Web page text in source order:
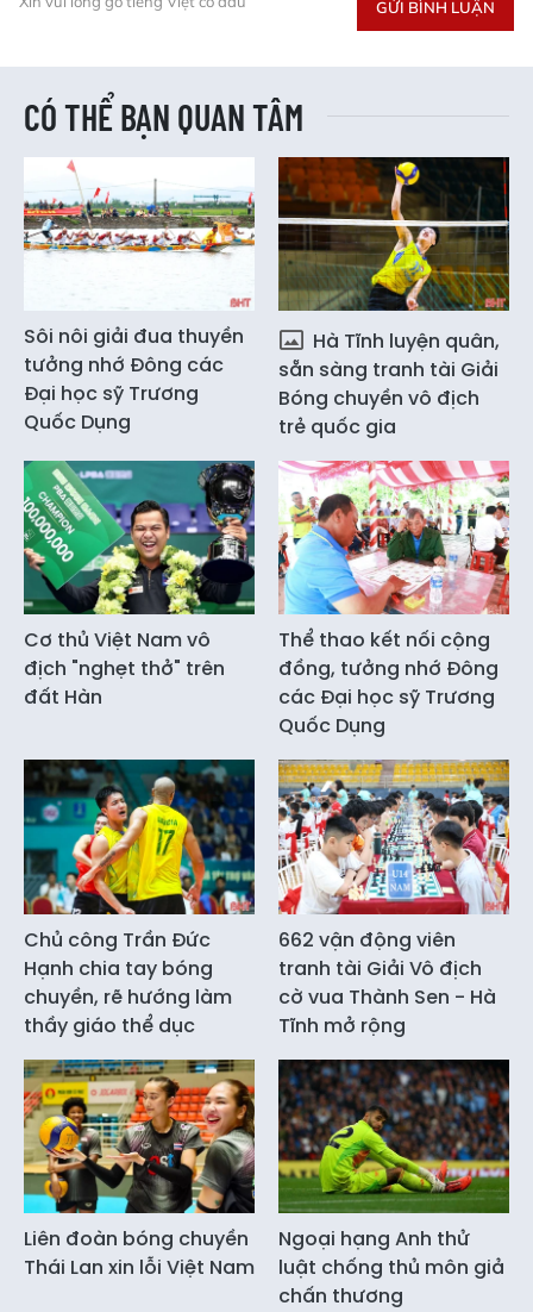
GỬI BÌNH LUẬN
CÓ THỂ BẠN QUAN TÂM
Sôi nôi giải đua thuyền
tưởng nhớ Đông các
Đại học sỹ Trương
Quốc Dụng
Hà Tĩnh luyện quân,
sẵn sàng tranh tài Giải
Bóng chuyền vô địch
trẻ quốc gia
Cơ thủ Việt Nam vô
địch "nghẹt thở" trên
đất Hàn
Thể thao kết nối cộng
đồng, tưởng nhớ Đông
các Đại học sỹ Trương
Quốc Dụng
Chủ công Trần Đức
Hạnh chia tay bóng
chuyền, rẽ hướng làm
thầy giáo thể dục
662 vận động viên
tranh tài Giải Vô địch
cờ vua Thành Sen - Hà
Tĩnh mở rộng
Liên đoàn bóng chuyền
Thái Lan xin lỗi Việt Nam
Ngoại hạng Anh thử
luật chống thủ môn giả
chấn thương